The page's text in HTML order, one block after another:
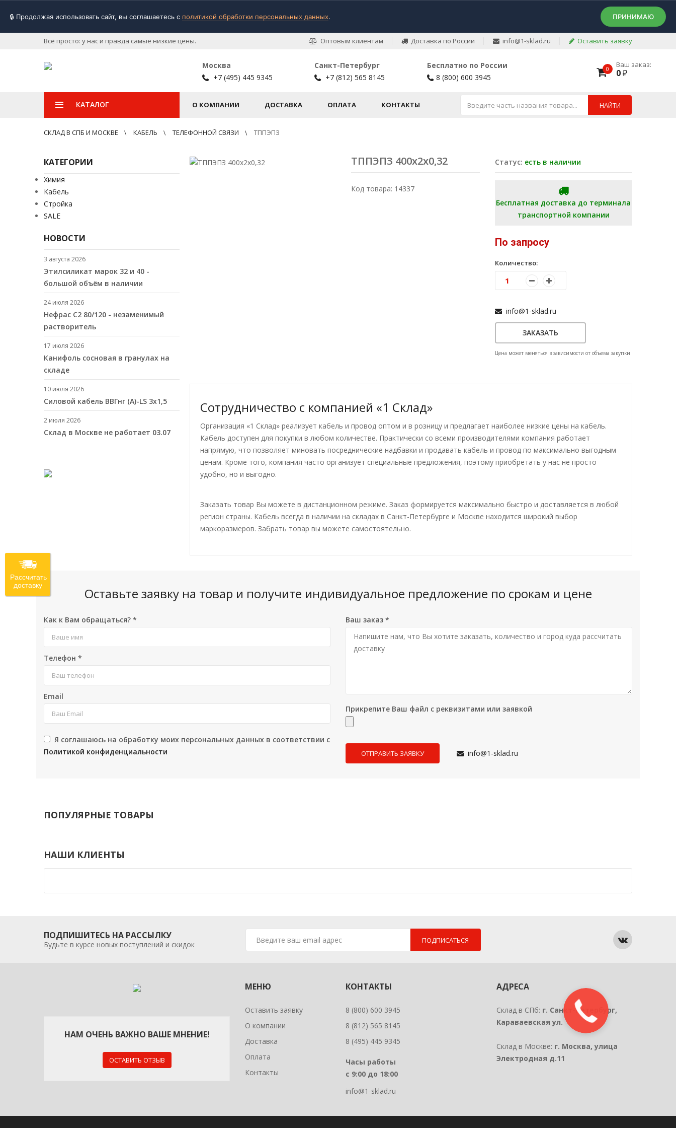
🔒 Продолжая использовать сайт, вы соглашаетесь с политикой обработки персональных данных. ПРИНИМАЮ
Всё просто: у нас и правда самые низкие цены. Оптовым клиентам Доставка по России info@1-sklad.ru Оставить заявку
Москва
+7 (495) 445 9345
Санкт-Петербург
+7 (812) 565 8145
Бесплатно по России
8 (800) 600 3945
0 Ваш заказ:
0₽
КАТАЛОГ О КОМПАНИИ ДОСТАВКА ОПЛАТА КОНТАКТЫ НАЙТИ
СКЛАД В СПБ И МОСКВЕ КАБЕЛЬ ТЕЛЕФОННОЙ СВЯЗИ ТППЭПЗ
ТППЭПЗ 400х2х0,32
Код товара: 14337
Статус: есть в наличии
Бесплатная доставка до терминала
транспортной компании
По запросу
Количество:
info@1-sklad.ru
ЗАКАЗАТЬ
Цена может меняться в зависимости от объема закупки
Сотрудничество с компанией «1 Склад»
Организация «1 Склад» реализует кабель и провод оптом и в розницу и предлагает наиболее низкие цены на кабель.
Кабель доступен для покупки в любом количестве. Практически со всеми производителями компания работает
напрямую, что позволяет миновать посреднические надбавки и продавать кабель и провод по максимально выгодным
ценам. Кроме того, компания часто организует специальные предложения, поэтому приобретать у нас не просто
удобно, но и выгодно.
Заказать товар Вы можете в дистанционном режиме. Заказ формируется максимально быстро и доставляется в любой
регион страны. Кабель всегда в наличии на складах в Санкт-Петербурге и Москве находится широкий выбор
маркоразмеров. Забрать товар вы можете самостоятельно.
КАТЕГОРИИ
Химия
Кабель
Стройка
SALE
НОВОСТИ
3 августа 2026
Этилсиликат марок 32 и 40 -
большой объём в наличии
24 июля 2026
Нефрас С2 80/120 - незаменимый
растворитель
17 июля 2026
Канифоль сосновая в гранулах на
складе
10 июля 2026
Cиловой кабель ВВГнг (A)-LS 3х1,5
2 июля 2026
Склад в Москве не работает 03.07
Оставьте заявку на товар и получите индивидуальное предложение по срокам и цене
Как к Вам обращаться? *
Телефон *
Email
Я соглашаюсь на обработку моих персональных данных в соответствии с
Политикой конфиденциальности
Ваш заказ *
Прикрепите Ваш файл с реквизитами или заявкой
info@1-sklad.ru
ПОПУЛЯРНЫЕ ТОВАРЫ
НАШИ КЛИЕНТЫ
ПОДПИШИТЕСЬ НА РАССЫЛКУ
Будьте в курсе новых поступлений и скидок ПОДПИСАТЬСЯ
НАМ ОЧЕНЬ ВАЖНО ВАШЕ МНЕНИЕ!
ОСТАВИТЬ ОТЗЫВ
МЕНЮ
Оставить заявку
О компании
Доставка
Оплата
Контакты
КОНТАКТЫ
8 (800) 600 3945
8 (812) 565 8145
8 (495) 445 9345
Часы работы
с 9:00 до 18:00
info@1-sklad.ru
АДРЕСА
Склад в СПб: г. Санкт-Петербург,
Караваевская ул.
Склад в Москве: г. Москва, улица
Электродная д.11
Рассчитать
доставку